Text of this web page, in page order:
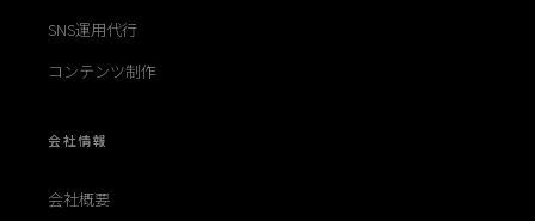
SNS運用代行
コンテンツ制作
会社情報
会社概要